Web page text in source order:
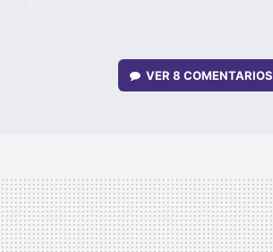
VER 8 COMENTARIOS